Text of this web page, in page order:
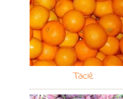
Taclè